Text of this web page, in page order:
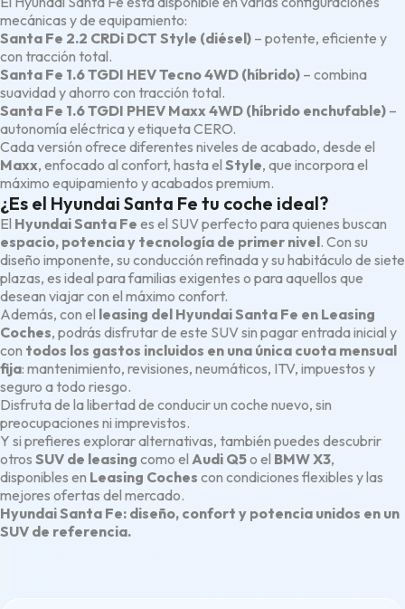
mecánicas y de equipamiento:
Santa Fe 2.2 CRDi DCT Style (diésel) – potente, eficiente y
con tracción total.
Santa Fe 1.6 TGDI HEV Tecno 4WD (híbrido) – combina
suavidad y ahorro con tracción total.
Santa Fe 1.6 TGDI PHEV Maxx 4WD (híbrido enchufable) –
autonomía eléctrica y etiqueta CERO.
Cada versión ofrece diferentes niveles de acabado, desde el
Maxx, enfocado al confort, hasta el Style, que incorpora el
máximo equipamiento y acabados premium.
¿Es el Hyundai Santa Fe tu coche ideal?
El Hyundai Santa Fe es el SUV perfecto para quienes buscan
espacio, potencia y tecnología de primer nivel. Con su
diseño imponente, su conducción refinada y su habitáculo de siete
plazas, es ideal para familias exigentes o para aquellos que
desean viajar con el máximo confort.
Además, con el leasing del Hyundai Santa Fe en Leasing
Coches, podrás disfrutar de este SUV sin pagar entrada inicial y
con todos los gastos incluidos en una única cuota mensual
fija: mantenimiento, revisiones, neumáticos, ITV, impuestos y
seguro a todo riesgo.
Disfruta de la libertad de conducir un coche nuevo, sin
preocupaciones ni imprevistos.
Y si prefieres explorar alternativas, también puedes descubrir
otros SUV de leasing como el Audi Q5o el BMW X3,
disponibles en Leasing Coches con condiciones flexibles y las
mejores ofertas del mercado.
Hyundai Santa Fe: diseño, confort y potencia unidos en un
SUV de referencia.